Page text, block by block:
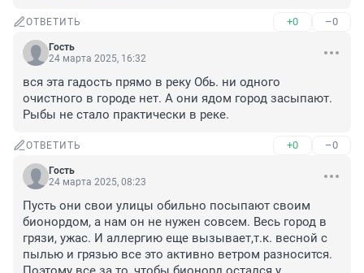
ОТВЕТИТЬ +0 –0
Гость
24 марта 2025, 16:32
вся эта гадость прямо в реку Обь. ни одного
очистного в городе нет. А они ядом город засыпают.
Рыбы не стало практически в реке.
ОТВЕТИТЬ +0 –0
Гость
24 марта 2025, 08:23
Пусть они свои улицы обильно посыпают своим
бионордом, а нам он не нужен совсем. Весь город в
грязи, ужас. И аллергию еще вызывает,т.к. весной с
пылью и грязью все это активно ветром разносится.